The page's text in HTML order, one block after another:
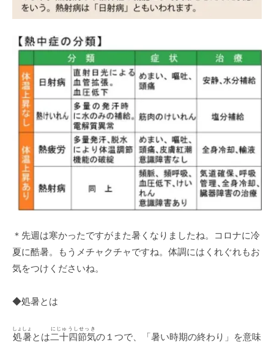
＊先週は寒かったですがまた暑くなりましたね。コロナに冷
夏に酷暑。もうメチャクチャですね。体調にはくれぐれもお
気をつけくださいね。
◆処暑とは
処暑
しょしょ
とは二十四節気
にじゅうしせっき
の１つで、「暑い時期の終わり」を意味